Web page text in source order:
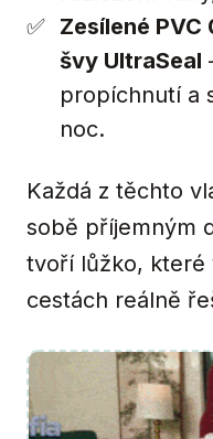
Zesílené PVC
švy UltraSeal
propíchnutí a
noc.
Každá z těchto
sobě příjemným
tvoří lůžko, které
cestách reálně